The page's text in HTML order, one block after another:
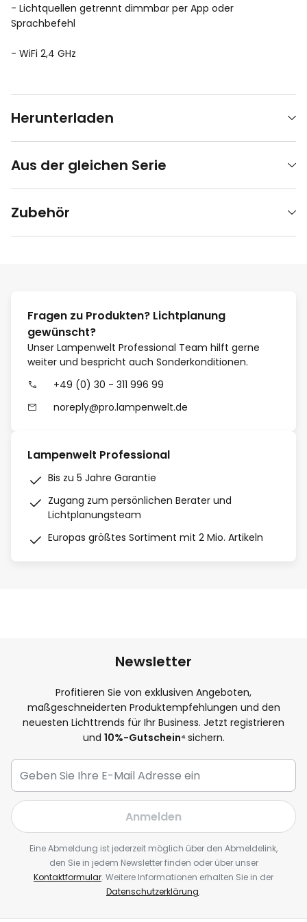
- Lichtquellen getrennt dimmbar per App oder
Sprachbefehl
- WiFi 2,4 GHz
Herunterladen
Aus der gleichen Serie
Zubehör
Fragen zu Produkten? Lichtplanung
gewünscht?
Unser Lampenwelt Professional Team hilft gerne
weiter und bespricht auch Sonderkonditionen.
+49 (0) 30 - 311 996 99
noreply@pro.lampenwelt.de
Lampenwelt Professional
Bis zu 5 Jahre Garantie
Zugang zum persönlichen Berater und
Lichtplanungsteam
Europas größtes Sortiment mit 2 Mio. Artikeln
Newsletter
Profitieren Sie von exklusiven Angeboten,
maßgeschneiderten Produktempfehlungen und den
neuesten Lichttrends für Ihr Business. Jetzt registrieren
und 10%-Gutschein⁴ sichern.
Anmelden
Eine Abmeldung ist jederzeit möglich über den Abmeldelink,
den Sie in jedem Newsletter finden oder über unser
Kontaktformular. Weitere Informationen erhalten Sie in der
Datenschutzerklärung.